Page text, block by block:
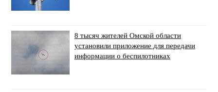
8 тысяч жителей Омской области
установили приложение для передачи
информации о беспилотниках